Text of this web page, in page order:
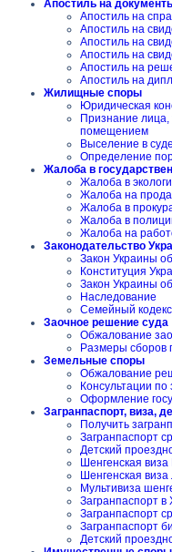
Апостиль на
Апостиль на
Апостиль на
Апостиль на
Апостиль на
Апостиль на
Апостиль на
Жилищные споры
Юридическая
Признание
помещением
Выселение в
Определение
Жалоба в
Жалоба в
Жалоба на
Жалоба в
Жалоба в
Жалоба на
Законодательство
Закон Украины
Конституция
Закон Украины
Наследование
Семейный
Заочное решение суда
Обжалование
Размеры сборов
Земельные споры
Обжалование
Консультации
Оформление
Загранпаспорт, виза,
Получить
Загранпаспорт
Детский
Шенгенская виза
Шенгенская виза
Мультивиза
Загранпаспорт в
Загранпаспорт
Загранпаспорт
Детский